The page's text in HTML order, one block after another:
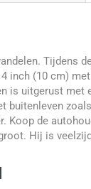
Tijdens
inch (10 cm)
is uitgerust
buitenleven
Koop de
Hij is